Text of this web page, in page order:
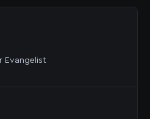
Evangelist